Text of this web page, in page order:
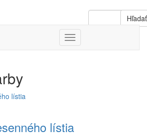
Hľadať
Toggle
Navigation
lístia